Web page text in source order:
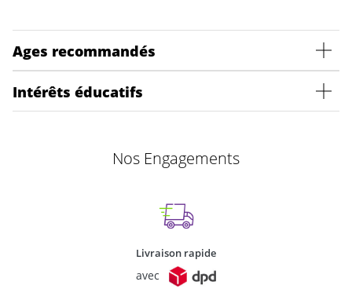
Ages recommandés
Intérêts éducatifs
Nos Engagements
Livraison rapide
avec